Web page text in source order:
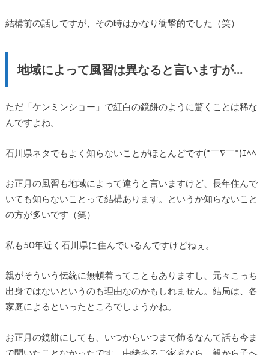
結構前の話しですが、その時はかなり衝撃的でした（笑）
地域によって風習は異なると言いますが…
ただ「ケンミンショー」で紅白の鏡餅のように驚くことは稀な
んですよね。
石川県ネタでもよく知らないことがほとんどです(*￣∇￣*)ｴﾍﾍ
お正月の風習も地域によって違うと言いますけど、長年住んで
いても知らないことって結構あります。というか知らないこと
の方が多いです（笑）
私も50年近く石川県に住んでいるんですけどねぇ。
親がそういう伝統に無頓着ってこともありますし、元々こっち
出身ではないというのも理由なのかもしれません。結局は、各
家庭によるといったところでしょうかね。
お正月の鏡餅にしても、いつからいつまで飾るなんて話も今ま
で聞いたことなかったです。由緒あるご家庭なら、親から子へ